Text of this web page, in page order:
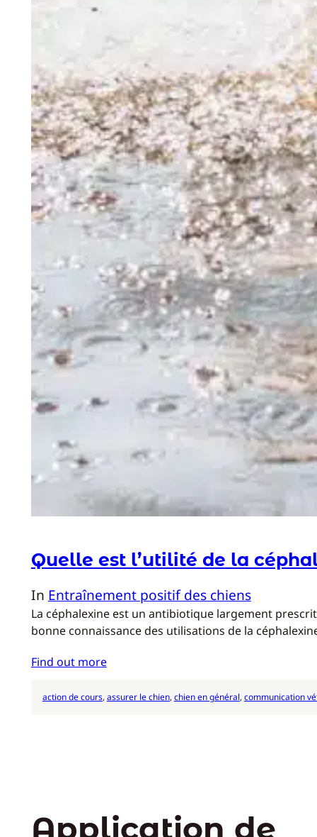
Quelle est l’utilité de la
In Entraînement positif des chiens
La céphalexine est un antibiotique largement
bonne connaissance des utilisations de la
Find out more
action de cours, assurer le chien, chien en général, communication
Application de